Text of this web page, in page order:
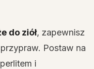
do ziół, zapewnisz
Postaw na
i